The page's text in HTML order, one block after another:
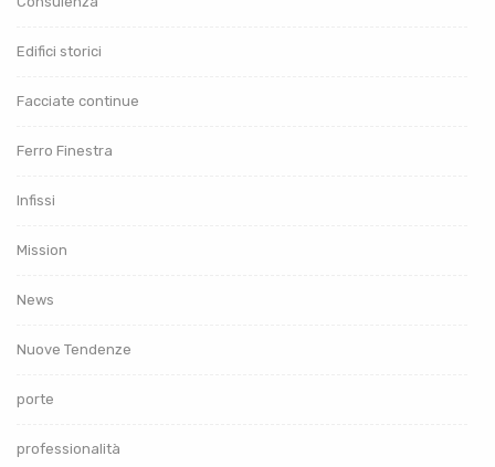
Edifici storici
Facciate continue
Ferro Finestra
Infissi
Mission
News
Nuove Tendenze
porte
professionalità